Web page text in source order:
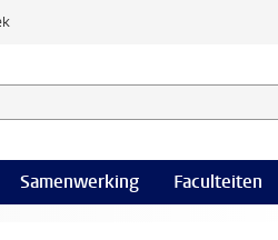
en selecteer categorie
Samenwerking Faculteiten